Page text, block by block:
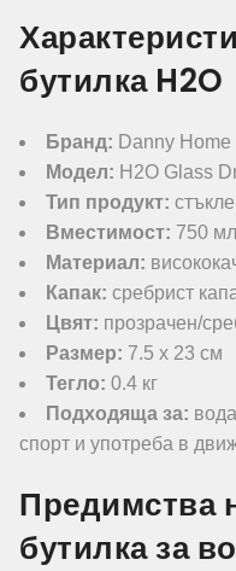
бутилка H2O
Бранд: Danny Home
Модел: H2O Glass
Тип продукт:
Вместимост: 750 мл
Материал:
Капак: сребрист
Цвят: прозрачен/
Размер: 7.5 x 23 см
Тегло: 0.4 кг
Подходяща за:
спорт и употреба в
Предимства
бутилка за